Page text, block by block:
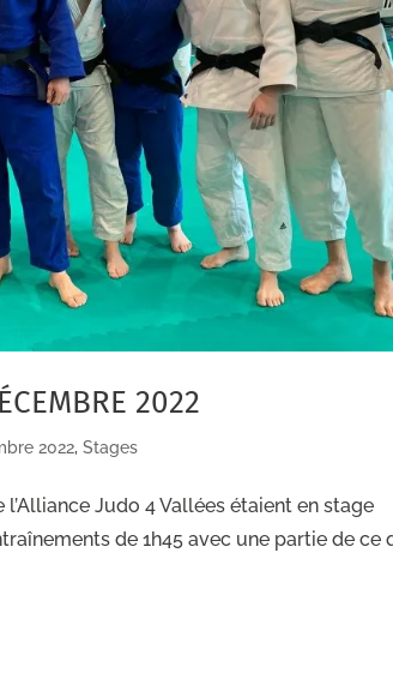
2022
2022, Stages
Judo 4 Vallées étaient en stage
de 1h45 avec une partie de ce